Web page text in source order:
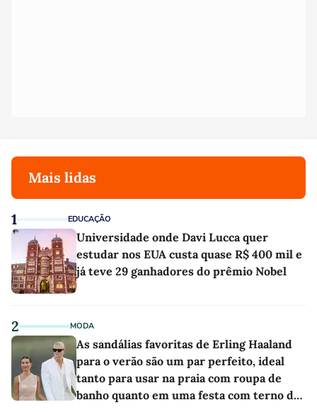
Mais lidas
1 EDUCAÇÃO
Universidade onde Davi Lucca quer
estudar nos EUA custa quase R$ 400 mil e
já teve 29 ganhadores do prêmio Nobel
2 MODA
As sandálias favoritas de Erling Haaland
para o verão são um par perfeito, ideal
tanto para usar na praia com roupa de
banho quanto em uma festa com terno de